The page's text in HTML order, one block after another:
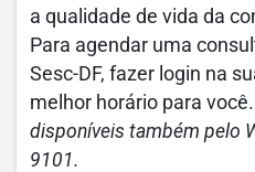
a qualidade de vida da
Para agendar uma
Sesc-DF, fazer login na
melhor horário para você.
disponíveis também pelo
9101.